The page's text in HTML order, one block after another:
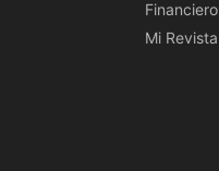
Financiero
Mi Revista